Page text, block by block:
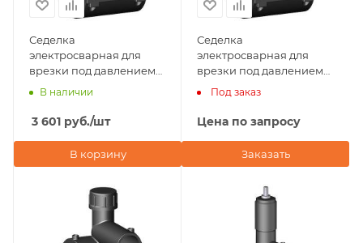
Седелка
электросварная для
врезки под давлением
75х63 NTG Plastik
В наличии
3 601 руб./шт
В корзину
Седелка
электросварная для
врезки под давлением
75х50 NTG Plastik
(Турция)
Под заказ
Цена по запросу
Заказать